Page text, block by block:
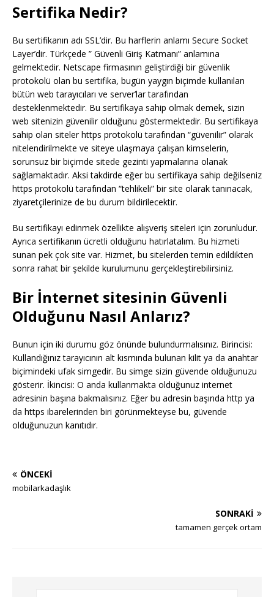
Sertifika Nedir?
Bu sertifikanın adı SSL’dir. Bu harflerin anlamı Secure Socket
Layer’dir. Türkçede ” Güvenli Giriş Katmanı” anlamına
gelmektedir. Netscape firmasının geliştirdiği bir güvenlik
protokolü olan bu sertifika, bugün yaygın biçimde kullanılan
bütün web tarayıcıları ve server’lar tarafından
desteklenmektedir. Bu sertifikaya sahip olmak demek, sizin
web sitenizin güvenilir olduğunu göstermektedir. Bu sertifikaya
sahip olan siteler https protokolü tarafından “güvenilir” olarak
nitelendirilmekte ve siteye ulaşmaya çalışan kimselerin,
sorunsuz bir biçimde sitede gezinti yapmalarına olanak
sağlamaktadır. Aksi takdirde eğer bu sertifikaya sahip değilseniz
https protokolü tarafından “tehlikeli” bir site olarak tanınacak,
ziyaretçilerinize de bu durum bildirilecektir.
Bu sertifikayı edinmek özellikte alışveriş siteleri için zorunludur.
Ayrıca sertifikanın ücretli olduğunu hatırlatalım. Bu hizmeti
sunan pek çok site var. Hizmet, bu sitelerden temin edildikten
sonra rahat bir şekilde kurulumunu gerçekleştirebilirsiniz.
Bir İnternet sitesinin Güvenli
Olduğunu Nasıl Anlarız?
Bunun için iki durumu göz önünde bulundurmalısınız. Birincisi:
Kullandığınız tarayıcının alt kısmında bulunan kilit ya da anahtar
biçimindeki ufak simgedir. Bu simge sizin güvende olduğunuzu
gösterir. İkincisi: O anda kullanmakta olduğunuz internet
adresinin başına bakmalısınız. Eğer bu adresin başında http ya
da https ibarelerinden biri görünmekteyse bu, güvende
olduğunuzun kanıtıdır.
ÖNCEKI
mobilarkadaşlık
SONRAKI
tamamen gerçek ortam